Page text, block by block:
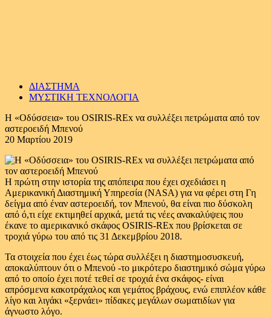
ΔΙΑΣΤΗΜΑ
ΜΥΣΤΙΚΗ ΤΕΧΝΟΛΟΓΙΑ
Η «Οδύσσεια» του OSIRIS-RΕx να συλλέξει πετρώματα από τον
αστεροειδή Μπενού
20 Μαρτίου 2019
Η πρώτη στην ιστορία της απόπειρα που έχει σχεδιάσει η
Αμερικανική Διαστημική Υπηρεσία (NASA) για να φέρει στη Γη
δείγμα από έναν αστεροειδή, τον Μπενού, θα είναι πιο δύσκολη
από ό,τι είχε εκτιμηθεί αρχικά, μετά τις νέες ανακαλύψεις που
έκανε το αμερικανικό σκάφος OSIRIS-REx που βρίσκεται σε
τροχιά γύρω του από τις 31 Δεκεμβρίου 2018.
Τα στοιχεία που έχει έως τώρα συλλέξει η διαστημοσυσκευή,
αποκαλύπτουν ότι ο Μπενού -το μικρότερο διαστημικό σώμα γύρω
από το οποίο έχει ποτέ τεθεί σε τροχιά ένα σκάφος- είναι
απρόσμενα κακοτράχαλος και γεμάτος βράχους, ενώ επιπλέον κάθε
λίγο και λιγάκι «ξερνάει» πίδακες μεγάλων σωματιδίων για
άγνωστο λόγο.